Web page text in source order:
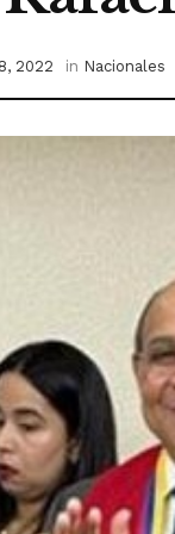
2022 in Nacionales